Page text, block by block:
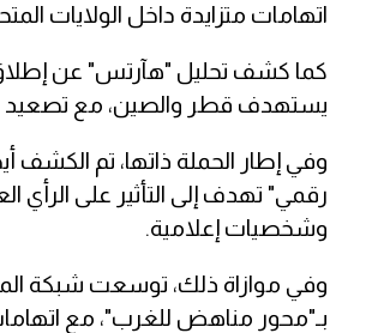
اتهامات متزايدة داخل الولايات
كما كشف تحليل "هآرتس" عن إطلاق
يستهدف قطر والصين، مع تصعيد
وفي إطار الحملة ذاتها، تم الكشف
رقمي" تهدف إلى التأثير على الرأي
وشخصيات إعلامية.
وفي موازاة ذلك، توسعت شبكة
بـ"محور مناهض للغرب"، مع اتهامات